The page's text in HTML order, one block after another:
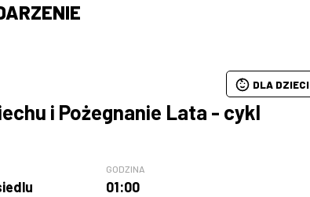
i Pożegnanie Lata - cykl
GODZINA
01:00
DLA DZIECI